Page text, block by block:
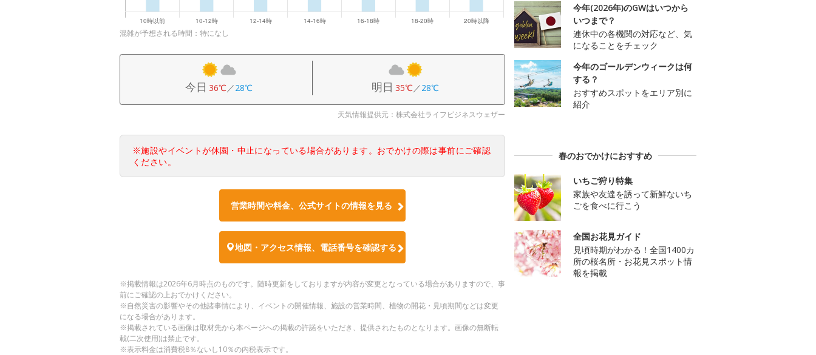
混雑が予想される時間：特になし
今日 36℃／28℃ 明日 35℃／28℃
天気情報提供元：株式会社ライフビジネスウェザー
※施設やイベントが休園・中止になっている場合があります。おでかけの際は事前にご確認
ください。
営業時間や料金、公式サイトの情報を見る
地図・アクセス情報、電話番号を確認する
※掲載情報は2026年6月時点のものです。随時更新をしておりますが内容が変更となっている場合がありますので、事
前にご確認の上おでかけください。
※自然災害の影響やその他諸事情により、イベントの開催情報、施設の営業時間、植物の開花・見頃期間などは変更
になる場合があります。
※掲載されている画像は取材先から本ページへの掲載の許諾をいただき、提供されたものとなります。画像の無断転
載(二次使用)は禁止です。
※表示料金は消費税8％ないし10％の内税表示です。
今年(2026年)のGWはいつから
いつまで？
連休中の各機関の対応など、気
になることをチェック
今年のゴールデンウィークは何
する？
おすすめスポットをエリア別に
紹介
春のおでかけにおすすめ
いちご狩り特集
家族や友達を誘って新鮮ないち
ごを食べに行こう
全国お花見ガイド
見頃時期がわかる！全国1400カ
所の桜名所・お花見スポット情
報を掲載